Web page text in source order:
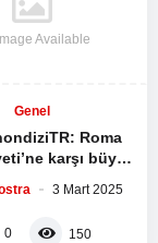
Available
Genel
Roma
karşı büyük
Dizisinin ilk 5
3 Mart 2025
0 150